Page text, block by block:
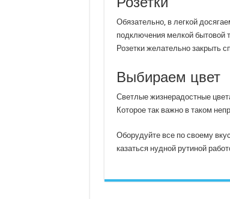
Обязательно, в легкой
подключения мелкой бытовой
Розетки желательно закрыть
Выбираем цвет
Светлые жизнерадостные
Которое так важно в таком
Оборудуйте все по своему
казаться нудной рутиной